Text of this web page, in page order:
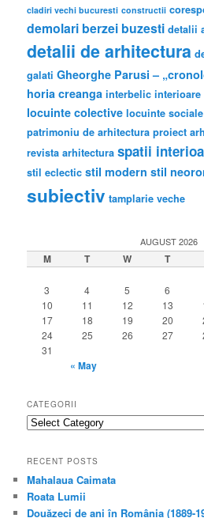
cladiri vechi bucuresti constructii
demolari berzei buzesti detalii
detalii de arhitectura
galati Gheorghe Parusi –
horia creanga interbelic interioare
locuinte colective locuinte sociale
patrimoniu de arhitectura proiect
revista arhitectura spatii
stil eclectic stil modern stil
subiectiv tamplarie veche
AUGUST 2026
M T W T
3
4 5 6
10
11 12 13
17
18 19 20
24
25 26 27
31
« May
CATEGORII
categorii
RECENT POSTS
Mahalaua Caimata
Roata Lumii
Douăzeci de ani în România (1889-